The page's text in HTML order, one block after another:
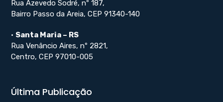
Rua Azevedo Sodré, nº 187,
Bairro Passo da Areia, CEP 91340-140
• Santa Maria – RS
Rua Venâncio Aires, nº 2821,
Centro, CEP 97010-005
Última Publicação